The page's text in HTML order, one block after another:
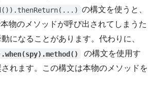
の構文を使うと、
物のメソッドが呼び出されてしまうた
になることがあります。代わりに、
の構文を使用す
れます。この構文は本物のメソッドを